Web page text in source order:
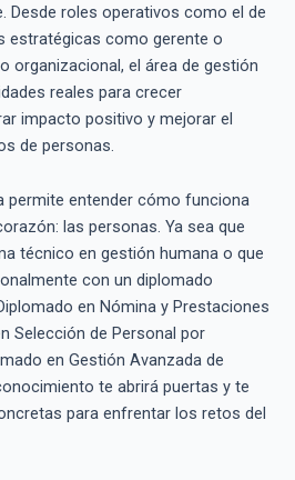
Desde roles operativos como el de
estratégicas como gerente o
organizacional, el área de gestión
reales para crecer
impacto positivo y mejorar el
de personas.
permite entender cómo funciona
las personas. Ya sea que
técnico en gestión humana o que
con un diplomado
en Nómina y Prestaciones
Selección de Personal por
en Gestión Avanzada de
te abrirá puertas y te
para enfrentar los retos del